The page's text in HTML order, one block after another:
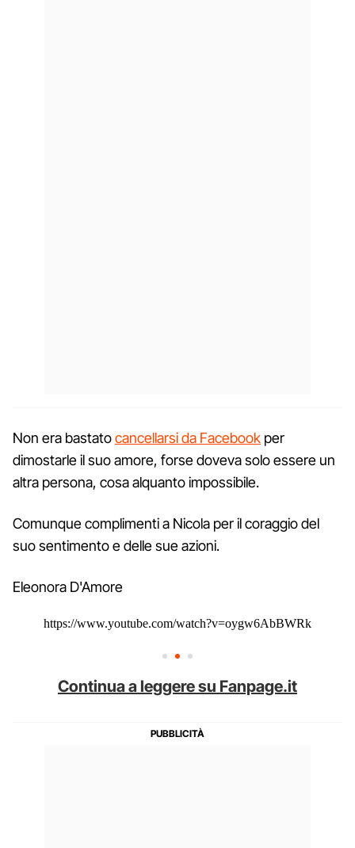
Non era bastatocancellarsi da Facebook per
dimostarle il suo amore, forse doveva solo essere un
altra persona, cosa alquanto impossibile.
Comunque complimenti a Nicola per il coraggio del
suo sentimento e delle sue azioni.
Eleonora D'Amore
https://www.youtube.com/watch?v=oygw6AbBWRk
Continua a leggere su Fanpage.it